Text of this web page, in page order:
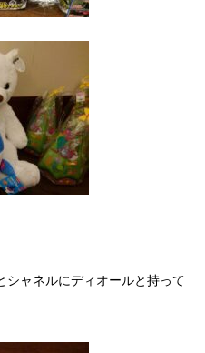
ャネルにディオールと持って